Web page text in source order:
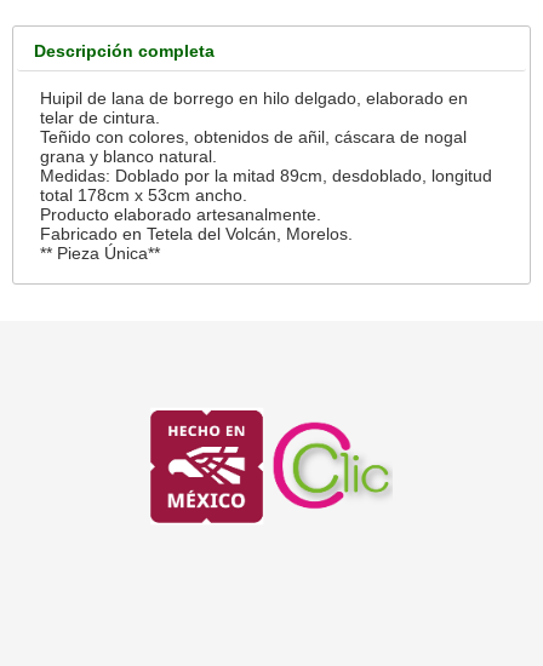
Descripción completa
Huipil de lana de borrego en hilo delgado, elaborado en
telar de cintura.
Teñido con colores, obtenidos de añil, cáscara de nogal
grana y blanco natural.
Medidas: Doblado por la mitad 89cm, desdoblado, longitud
total 178cm x 53cm ancho.
Producto elaborado artesanalmente.
Fabricado en Tetela del Volcán, Morelos.
** Pieza Única**